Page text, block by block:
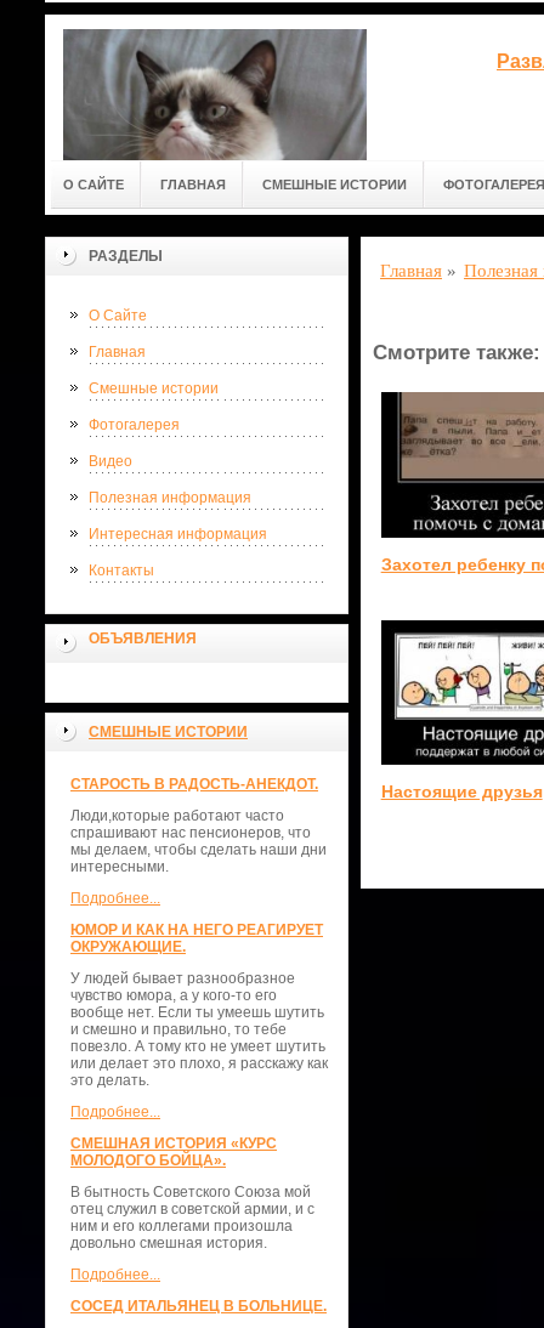
О САЙТЕ ГЛАВНАЯ СМЕШНЫЕ ИСТОРИИ ФОТОГАЛЕРЕЯ
РАЗДЕЛЫ
О Сайте
Главная
Смешные истории
Фотогалерея
Видео
Полезная информация
Интересная информация
Контакты
ОБЪЯВЛЕНИЯ
СМЕШНЫЕ ИСТОРИИ
СТАРОСТЬ В РАДОСТЬ-АНЕКДОТ.
Люди,которые работают часто
спрашивают нас пенсионеров, что
мы делаем, чтобы сделать наши дни
интересными.
Подробнее...
ЮМОР И КАК НА НЕГО РЕАГИРУЕТ
ОКРУЖАЮЩИЕ.
У людей бывает разнообразное
чувство юмора, а у кого-то его
вообще нет. Если ты умеешь шутить
и смешно и правильно, то тебе
повезло. А тому кто не умеет шутить
или делает это плохо, я расскажу как
это делать.
Подробнее...
СМЕШНАЯ ИСТОРИЯ «КУРС
МОЛОДОГО БОЙЦА».
В бытность Советского Союза мой
отец служил в советской армии, и с
ним и его коллегами произошла
довольно смешная история.
Подробнее...
СОСЕД ИТАЛЬЯНЕЦ В БОЛЬНИЦЕ.
Главная »
Смотрите также:
Захотел ребенку
Настоящие друзья